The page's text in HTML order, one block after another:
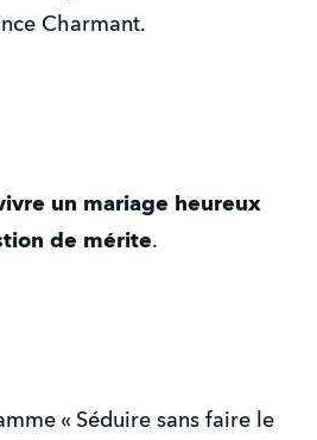
Charmant.
un mariage heureux
de mérite.
« Séduire sans faire le